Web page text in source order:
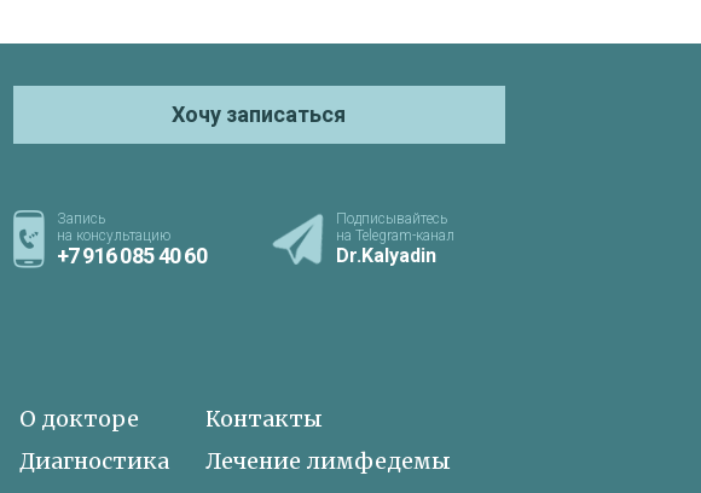
Хочу записаться
Запись
на консультацию
+7 916 085 40 60
Подписывайтесь
на Telegram-канал
Dr.Kalyadin
О докторе
Диагностика
Контакты
Лечение лимфедемы